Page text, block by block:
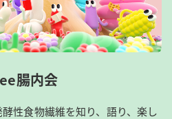
腸内会
性食物繊維を知り、語り、楽し